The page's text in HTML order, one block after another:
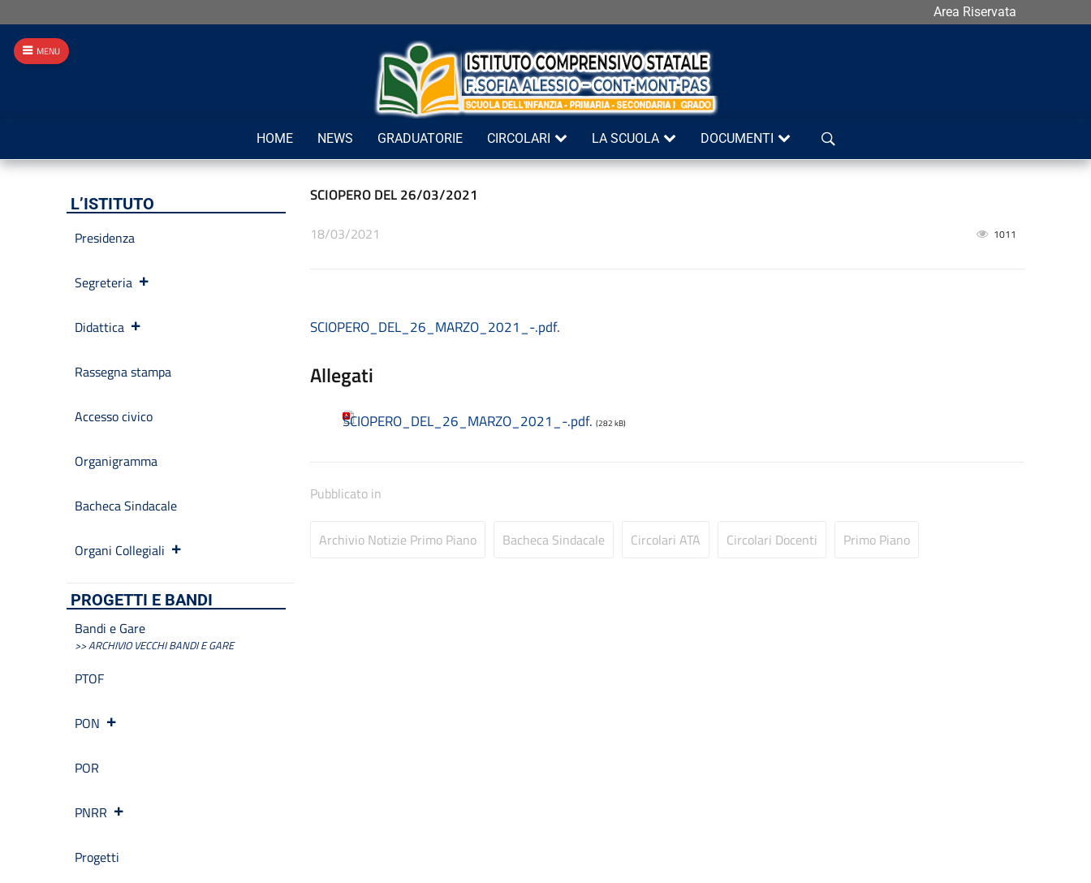
Area Riservata
Cerca
HOME NEWS GRADUATORIE CIRCOLARI LA SCUOLA DOCUMENTI
SCIOPERO DEL 26/03/2021
18/03/2021 1011
SCIOPERO_DEL_26_MARZO_2021_-.pdf.
Allegati
SCIOPERO_DEL_26_MARZO_2021_-.pdf. (282 kB)
Pubblicato in
Archivio Notizie Primo Piano Bacheca Sindacale Circolari ATA Circolari Docenti Primo Piano
L’ISTITUTO
Presidenza
Segreteria
Didattica
Rassegna stampa
Accesso civico
Organigramma
Bacheca Sindacale
Organi Collegiali
PROGETTI E BANDI
Bandi e Gare
>> ARCHIVIO VECCHI BANDI E GARE
PTOF
PON
POR
PNRR
Progetti
MENU